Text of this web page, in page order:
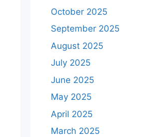
October 2025
September 2025
August 2025
July 2025
June 2025
May 2025
April 2025
March 2025